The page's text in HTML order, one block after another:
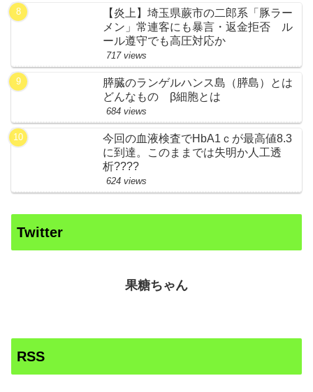
【炎上】埼玉県蕨市の二郎系「豚ラー
メン」常連客にも暴言・返金拒否 ル
ール遵守でも高圧対応か
717 views
膵臓のランゲルハンス島（膵島）とは
どんなもの β細胞とは
684 views
今回の血液検査でHbA1ｃが最高値8.3
に到達。このままでは失明か人工透
析????
624 views
Twitter
果糖ちゃん
RSS